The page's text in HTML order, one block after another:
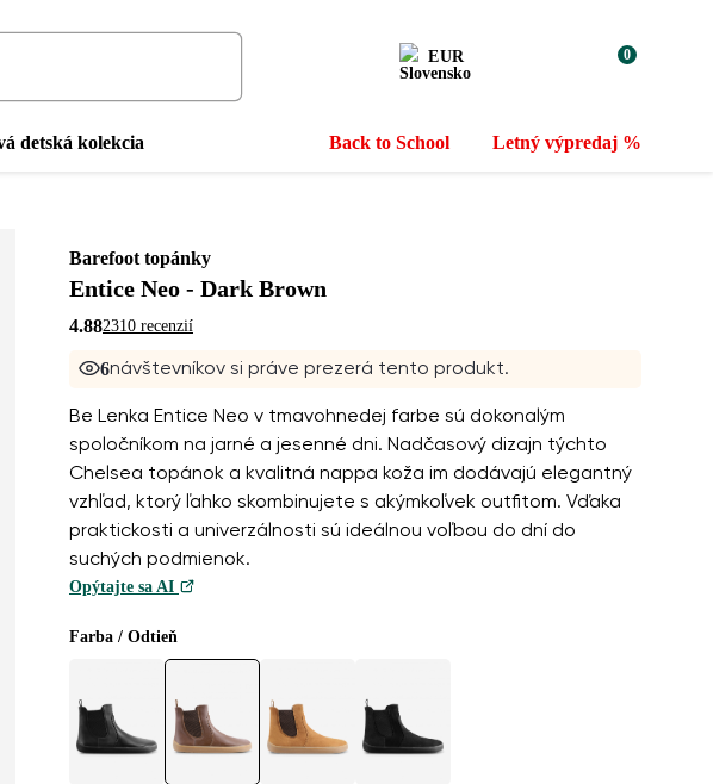
EUR 0
detská kolekcia Back to School Letný výpredaj %
Barefoot topánky
Entice Neo - Dark Brown
4.882310 recenzií
7návštevníkov si práve prezerá tento produkt.
Be Lenka Entice Neo v tmavohnedej farbe sú dokonalým
spoločníkom na jarné a jesenné dni. Nadčasový dizajn týchto
Chelsea topánok a kvalitná nappa koža im dodávajú elegantný
vzhľad, ktorý ľahko skombinujete s akýmkoľvek outfitom. Vďaka
praktickosti a univerzálnosti sú ideálnou voľbou do dní do
suchých podmienok.
Opýtajte sa AI
Farba / Odtieň